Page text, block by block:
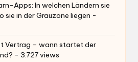
Apps: In welchen Ländern sie
sie in der Grauzone liegen -
Vertrag – wann startet der
- 3.727 views